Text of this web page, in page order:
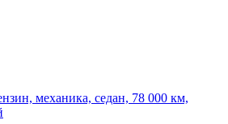
механика, седан, 78 000 км,